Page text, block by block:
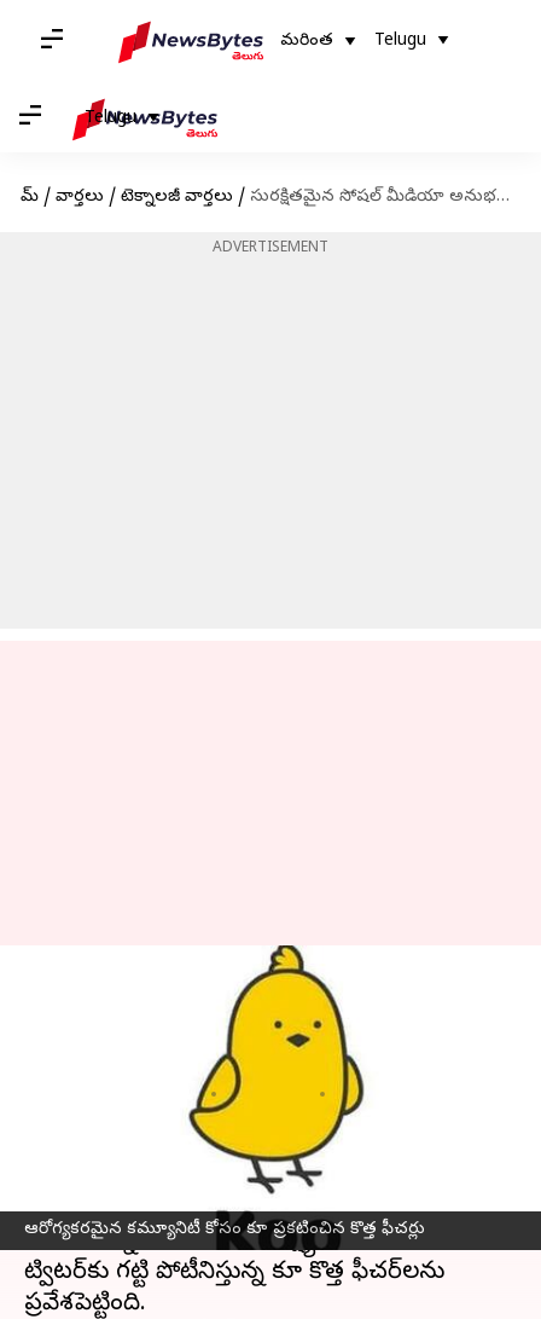
మరింత Telugu
Telugu
హోమ్ / వార్తలు / టెక్నాలజీ వార్తలు / సురక్షితమైన సోషల్ మీడియా అనుభవం కోసం కొత్త ఫీచర్లను ప్రకటించిన కూ
ADVERTISEMENT
ఆరోగ్యకరమైన కమ్యూనిటీ కోసం కూ ప్రకటించిన కొత్త ఫీచర్లు
సురక్షితమైన సోషల్ మీడియా
అనుభవం కోసం కొత్త ఫీచర్లను
ప్రకటించిన కూ
Nishkala Sathivada Mar 25, 2023 02:04 pm
వినియోగదారులకు సురక్షితమైన సోషల్ మీడియా
అనుభవాన్ని అందించాలనే లక్ష్యంతో, భారతదేశంలో
ట్విటర్‌కు గట్టి పోటీనిస్తున్న కూ కొత్త ఫీచర్‌లను